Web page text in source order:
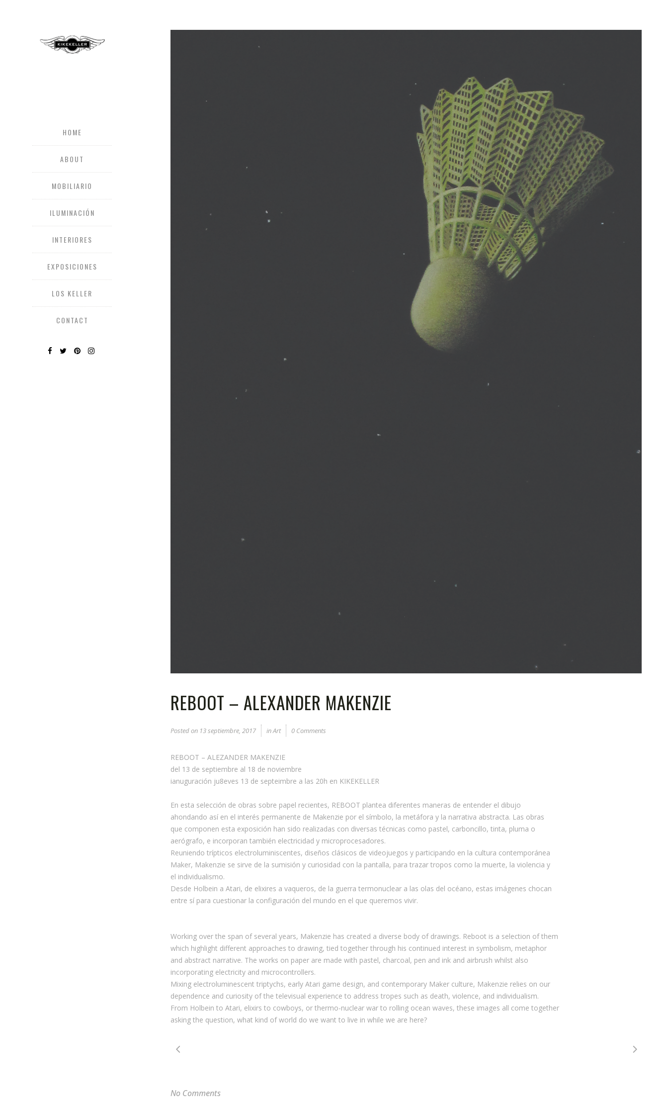
HOME
ABOUT
MOBILIARIO
ILUMINACIÓN
INTERIORES
EXPOSICIONES
LOS KELLER
CONTACT
REBOOT – ALEXANDER MAKENZIE
Posted on13 septiembre, 2017 inArt 0 Comments
REBOOT – ALEZANDER MAKENZIE
del 13 de septiembre al 18 de noviembre
ianuguración ju8eves 13 de septeimbre a las 20h en KIKEKELLER
En esta selección de obras sobre papel recientes, REBOOT plantea diferentes maneras de entender el dibujo
ahondando así en el interés permanente de Makenzie por el símbolo, la metáfora y la narrativa abstracta. Las obras
que componen esta exposición han sido realizadas con diversas técnicas como pastel, carboncillo, tinta, pluma o
aerógrafo, e incorporan también electricidad y microprocesadores.
Reuniendo trípticos electroluminiscentes, diseños clásicos de videojuegos y participando en la cultura contemporánea
Maker, Makenzie se sirve de la sumisión y curiosidad con la pantalla, para trazar tropos como la muerte, la violencia y
el individualismo.
Desde Holbein a Atari, de elixires a vaqueros, de la guerra termonuclear a las olas del océano, estas imágenes chocan
entre sí para cuestionar la configuración del mundo en el que queremos vivir.
Working over the span of several years, Makenzie has created a diverse body of drawings. Reboot is a selection of them
which highlight different approaches to drawing, tied together through his continued interest in symbolism, metaphor
and abstract narrative. The works on paper are made with pastel, charcoal, pen and ink and airbrush whilst also
incorporating electricity and microcontrollers.
Mixing electroluminescent triptychs, early Atari game design, and contemporary Maker culture, Makenzie relies on our
dependence and curiosity of the televisual experience to address tropes such as death, violence, and individualism.
From Holbein to Atari, elixirs to cowboys, or thermo-nuclear war to rolling ocean waves, these images all come together
asking the question, what kind of world do we want to live in while we are here?
No Comments